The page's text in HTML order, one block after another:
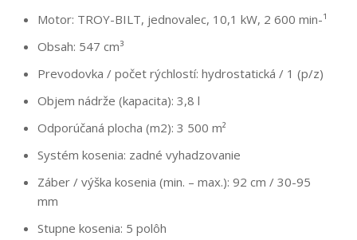
Motor: TROY-BILT, jednovalec, 10,1 kW, 2 600 min-¹
Obsah: 547 cm³
Prevodovka / počet rýchlostí: hydrostatická / 1 (p/z)
Objem nádrže (kapacita): 3,8 l
Odporúčaná plocha (m2): 3 500 m²
Systém kosenia: zadné vyhadzovanie
Záber / výška kosenia (min. – max.): 92 cm / 30-95
mm
Stupne kosenia: 5 polôh